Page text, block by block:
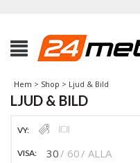
Hem > Shop > Ljud & Bild
LJUD & BILD
VY:
VISA: 30 60 ALLA